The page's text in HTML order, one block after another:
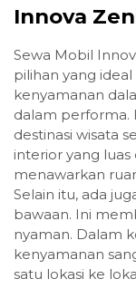
Innova
Sewa Mobil
pilihan yang
kenyamanan
dalam performa.
destinasi wisata
interior yang
menawarkan
Selain itu, ada
bawaan. Ini
nyaman. Dalam
kenyamanan
satu lokasi ke